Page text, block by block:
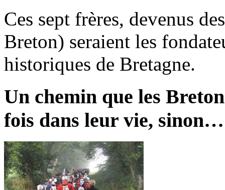
Ces sept frères, devenus
Breton) seraient les
historiques de Bretagne.
Un chemin que les
fois dans leur vie, sinon…